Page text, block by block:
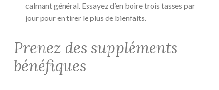
calmant général. Essayez d’en boire trois tasses par
jour pour en tirer le plus de bienfaits.
Prenez des suppléments
bénéfiques